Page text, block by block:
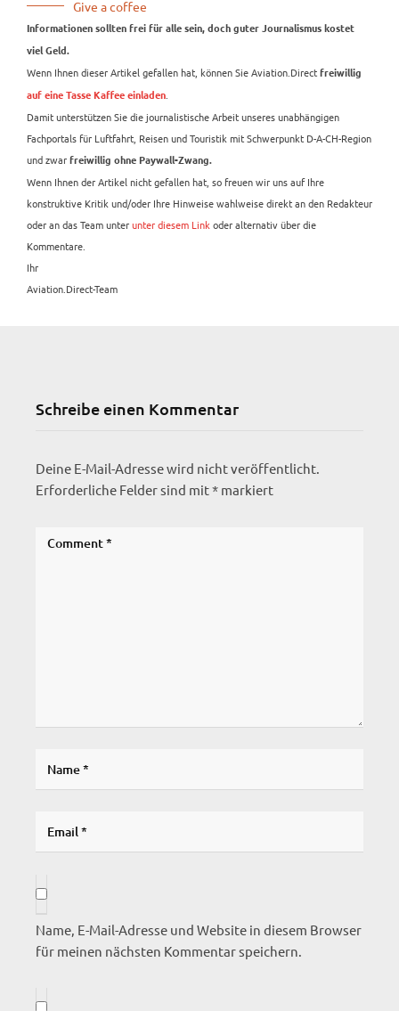
Give a coffee
Informationen sollten frei für alle sein, doch guter Journalismus kostet
viel Geld.
Wenn Ihnen dieser Artikel gefallen hat, können Sie Aviation.Direct freiwillig
auf eine Tasse Kaffee einladen
Damit unterstützen Sie die journalistische Arbeit unseres unabhängigen
Fachportals für Luftfahrt, Reisen und Touristik mit Schwerpunkt D-A-CH-Region
und zwar freiwillig ohne Paywall-Zwang.
Wenn Ihnen der Artikel nicht gefallen hat, so freuen wir uns auf Ihre
konstruktive Kritik und/oder Ihre Hinweise wahlweise direkt an den Redakteur
oder an das Team unterunter diesem Link oder alternativ über die
Kommentare.
Ihr
Aviation.Direct-Team
Schreibe einen Kommentar
Deine E-Mail-Adresse wird nicht veröffentlicht.
Erforderliche Felder sind mit* markiert
Name, E-Mail-Adresse und Website in diesem Browser
für meinen nächsten Kommentar speichern.